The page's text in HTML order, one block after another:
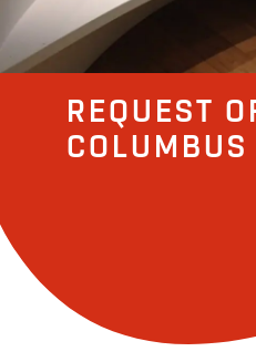
REQUEST